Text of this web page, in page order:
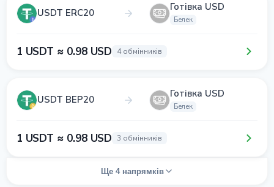
USDT ERC20 Готівка USD
Белек
1 USDT ≈ 0.98 USD 4 обмінників
USDT BEP20 Готівка USD
Белек
1 USDT ≈ 0.98 USD 3 обмінників
Ще 4 напрямків